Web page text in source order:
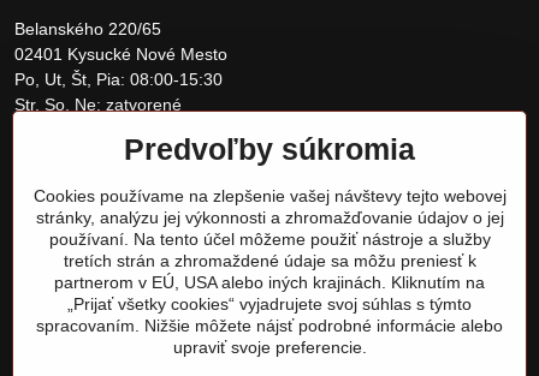
Belanského 220/65
02401 Kysucké Nové Mesto
Po, Ut, Št, Pia: 08:00-15:30
Str, So, Ne: zatvorené
obchod@tomshardware.sk
Predvoľby súkromia
Cookies používame na zlepšenie vašej návštevy tejto webovej
stránky, analýzu jej výkonnosti a zhromažďovanie údajov o jej
používaní. Na tento účel môžeme použiť nástroje a služby
tretích strán a zhromaždené údaje sa môžu preniesť k
partnerom v EÚ, USA alebo iných krajinách. Kliknutím na
„Prijať všetky cookies“ vyjadrujete svoj súhlas s týmto
spracovaním. Nižšie môžete nájsť podrobné informácie alebo
upraviť svoje preferencie.